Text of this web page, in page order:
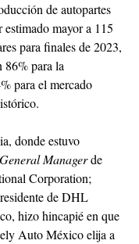
de autopartes
mayor a 115
para finales de 2023,
86% para la
para el mercado
donde estuvo
General Manager de
Corporation;
de DHL
hizo hincapié en que
Auto México elija a